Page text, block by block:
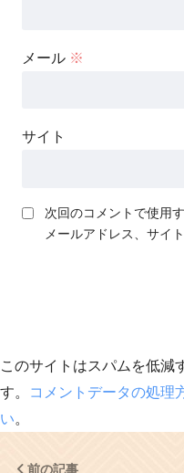
メール ※
サイト
次回のコメントで使用
メールアドレス、サイ
このサイトはスパムを低減
す。
コメントデータの処理
い。
前の記事